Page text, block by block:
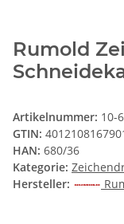
Rumold
Artikelnummer: 10-
GTIN:
HAN: 680/36
Kategorie:
Hersteller: